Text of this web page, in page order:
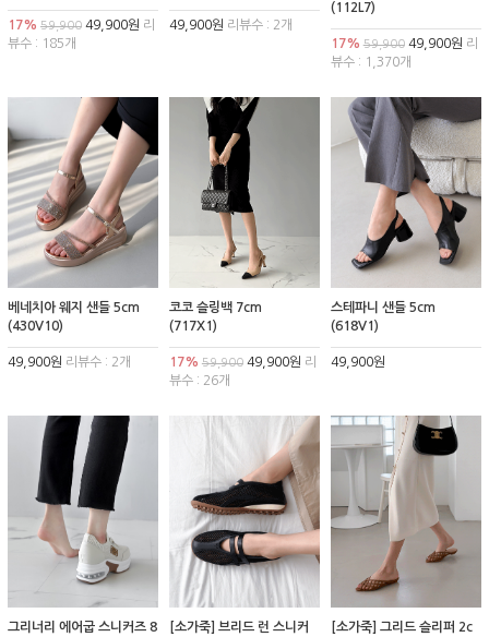
17% 59,900 49,900원 리
뷰수 : 185개
49,900원 리뷰수 : 2개
(112L7)
17% 59,90049,900원 리
뷰수 : 1,370개
베네치아 웨지 샌들 5cm
(430V10)
49,900원 리뷰수 : 2개
코코 슬링백 7cm
(717X1)
17% 59,90049,900원 리
뷰수 : 26개
스테파니 샌들 5cm
(618V1)
49,900원
그리너리 에어굽 스니커즈 8
[소가죽] 브리드 런 스니커
[소가죽] 그리드 슬리퍼 2c